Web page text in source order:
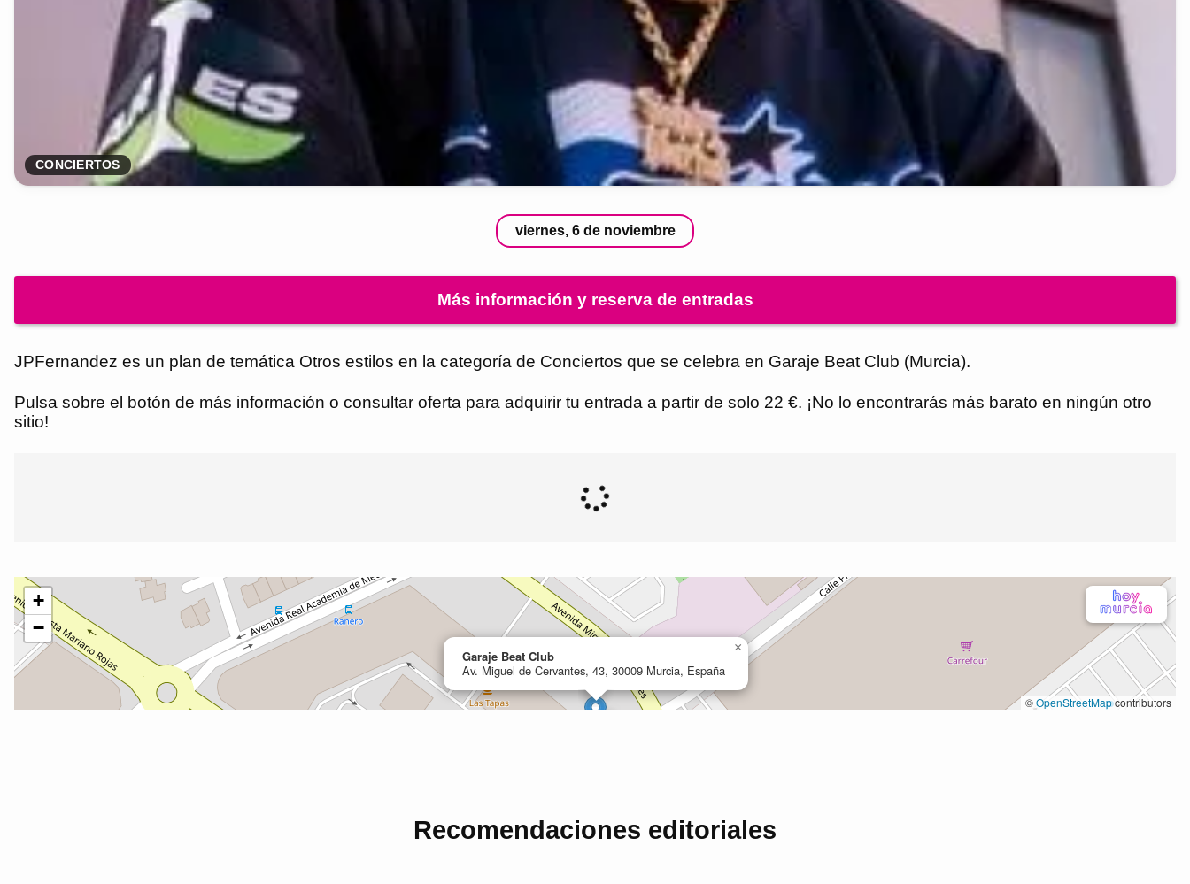
CONCIERTOS
viernes, 6 de noviembre
Más información y reserva de entradas
JPFernandez es un plan de temática Otros estilos en la categoría de Conciertos que se celebra en Garaje Beat Club (Murcia).
Pulsa sobre el botón de más información o consultar oferta para adquirir tu entrada a partir de solo 22 €. ¡No lo encontrarás más barato en ningún otro
sitio!
Recomendaciones editoriales